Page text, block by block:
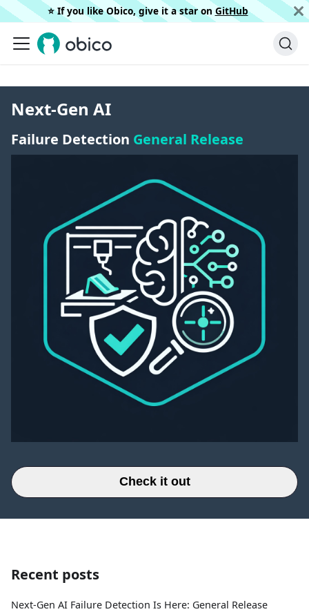
⭐️ If you like Obico, give it a star on GitHub
Next-Gen AI
Failure Detection General Release
Check it out
Recent posts
Next-Gen AI Failure Detection Is Here: General Release